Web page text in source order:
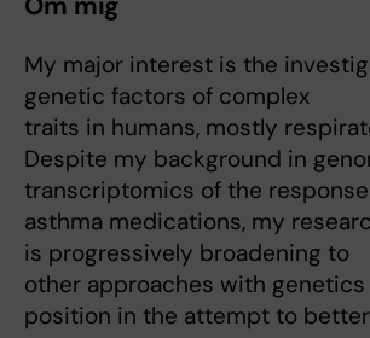
My major interest is the
genetic factors of complex
traits in humans, mostly
Despite my background in
transcriptomics of the
asthma medications, my
is progressively broadening to
other approaches with genetics
position in the attempt to better